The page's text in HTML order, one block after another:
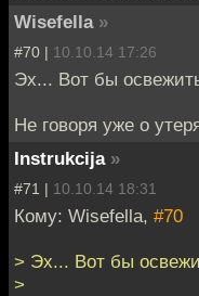
Wisefella »
#70 | 10.10.14 17:26
Эх... Вот бы
Не говоря уже о
Instrukcija »
#71 | 10.10.14 18:31
Кому: Wisefella, #70
> Эх... Вот бы
>